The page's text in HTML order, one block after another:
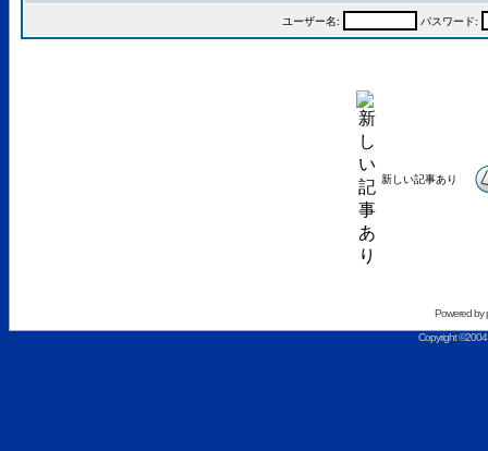
ユーザー名: パスワード:
新しい記事あり
Powered by
Copyright ©2004